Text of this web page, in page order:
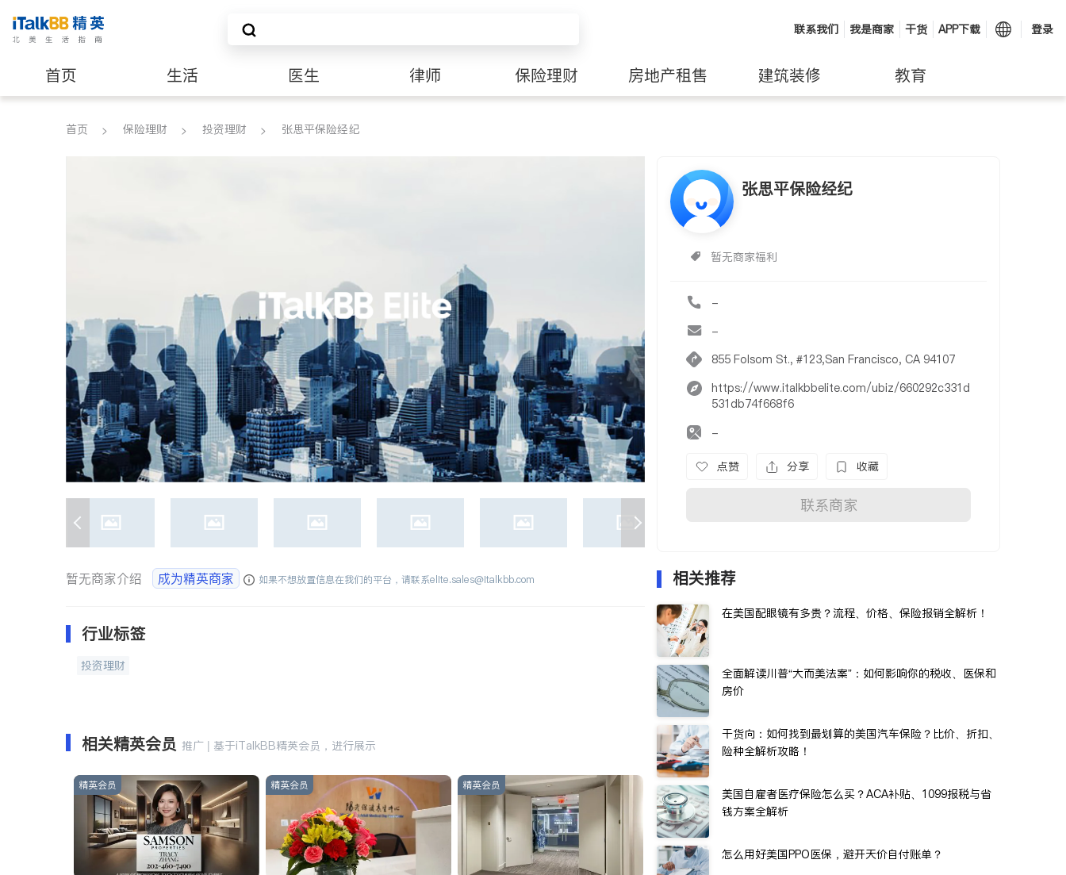
联系我们 我是商家 干货 APP下载 登录
首页 生活 医生 律师 保险理财 房地产租售 建筑装修 教育
养老 非盈利组织
首页 保险理财 投资理财 张思平保险经纪
张思平保险经纪
暂无商家福利
-
-
855 Folsom St., #123,San Francisco, CA 94107
https://www.italkbbelite.com/ubiz/660292c331d
531db74f668f6
-
点赞 分享 收藏
联系商家
暂无商家介绍 成为精英商家 如果不想放置信息在我们的平台，请联系elite.sales@italkbb.com
行业标签
投资理财
相关精英会员 推广 | 基于iTalkBB精英会员，进行展示
精英会员 精英会员 精英会员
相关推荐
在美国配眼镜有多贵？流程、价格、保险报销全解析！
全面解读川普“大而美法案”：如何影响你的税收、医保和
房价
干货向：如何找到最划算的美国汽车保险？比价、折扣、
险种全解析攻略！
美国自雇者医疗保险怎么买？ACA补贴、1099报税与省
钱方案全解析
怎么用好美国PPO医保，避开天价自付账单？